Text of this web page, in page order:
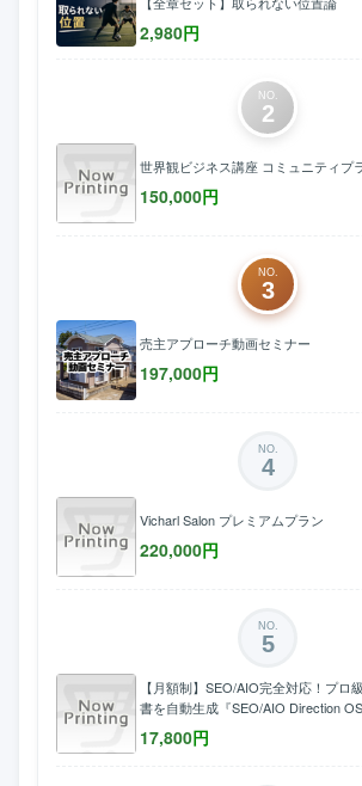
2,980円
NO.
2
世界観ビジネス講座 コミュニティプ
150,000円
NO.
3
売主アプローチ動画セミナー
197,000円
NO.
4
Vicharl Salon プレミアムプラン
220,000円
NO.
5
【月額制】SEO/AIO完全対応！プロ
書を自動生成『SEO/AIO Direction OS
17,800円